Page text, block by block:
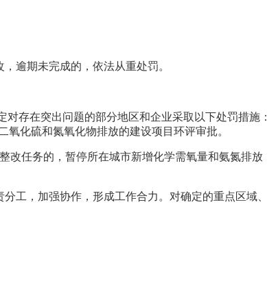
逾期未完成的，依法从重处罚。
存在突出问题的部分地区和企业采取以下处罚措施：
化硫和氮氧化物排放的建设项目环评审批。
任务的，暂停所在城市新增化学需氧量和氨氮排放
，加强协作，形成工作合力。对确定的重点区域、